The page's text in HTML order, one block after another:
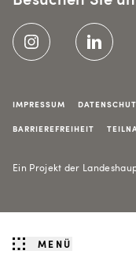
MENÜ
Meta-Navigation
IMPRESSUM
BARRIEREFREIHEIT
Ein Projekt der